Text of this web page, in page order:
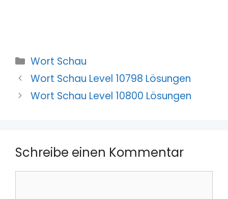
Kategorien
Wort Schau
Wort Schau Level 10798 Lösungen
Wort Schau Level 10800 Lösungen
Schreibe einen Kommentar